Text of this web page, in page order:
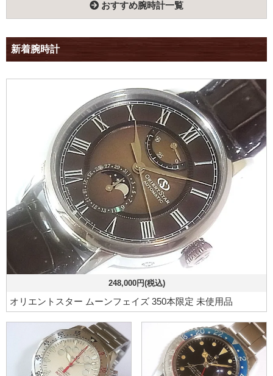
おすすめ腕時計一覧
新着腕時計
248,000円(税込)
オリエントスター ムーンフェイズ 350本限定 未使用品